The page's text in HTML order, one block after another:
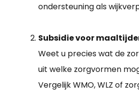
ondersteuning als
Subsidie voor
Weet u precies wat de
uit welke zorgvormen
Vergelijk WMO, WLZ of